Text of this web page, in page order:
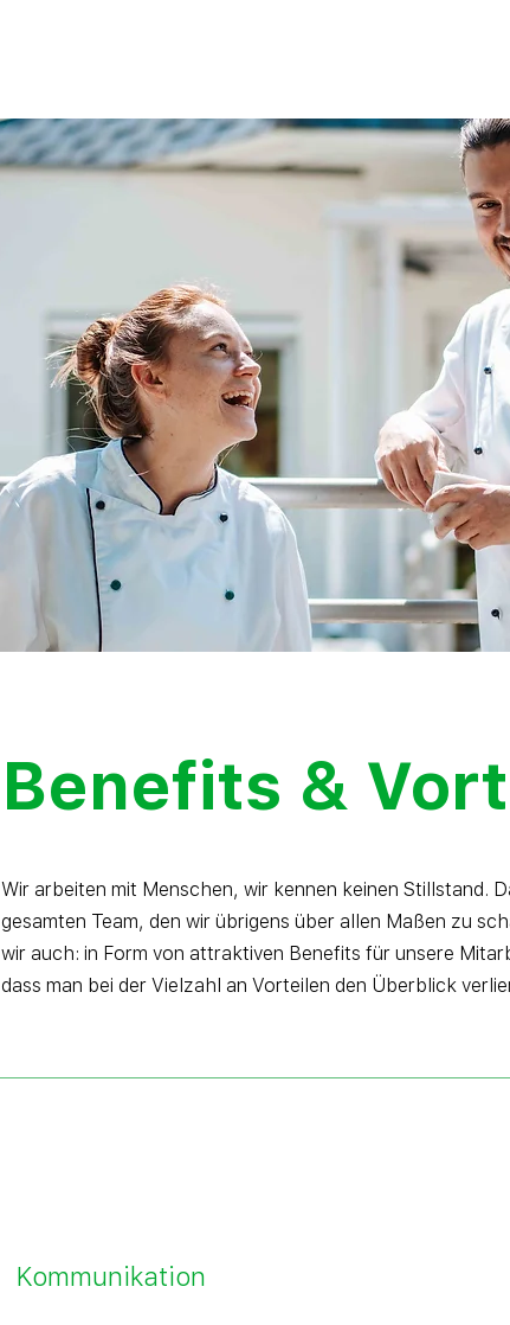
Benefits &
Wir arbeiten mit Menschen, wir kennen keinen Stillstand.
gesamten Team, den wir übrigens über allen Maßen zu
wir auch: in Form von attraktiven Benefits für unsere
dass man bei der Vielzahl an Vorteilen den Überblick
Kommunikation